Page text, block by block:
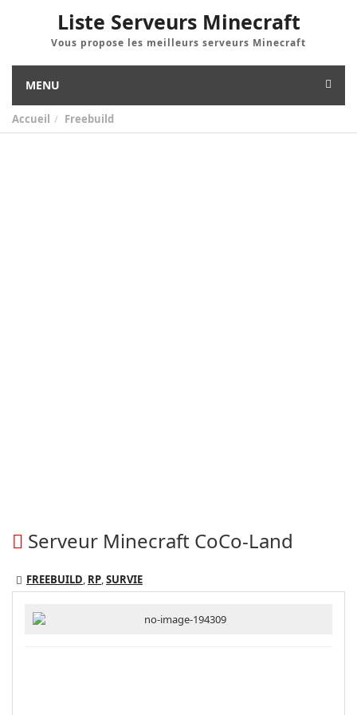
Liste Serveurs Minecraft
Vous propose les meilleurs serveurs Minecraft
MENU
Accueil Freebuild
Serveur Minecraft CoCo-Land
FREEBUILD, RP,SURVIE